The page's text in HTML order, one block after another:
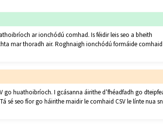
ar ionchódú comhad. Is féidir leis seo a bheith
mar thoradh air. Roghnaigh ionchódú formáide
huathoibríoch. I gcásanna áirithe d’fhéadfadh go
seo fíor go háirithe maidir le comhaid CSV le línte nua